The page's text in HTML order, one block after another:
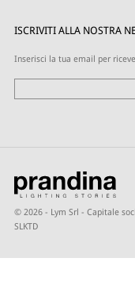
ISCRIVITI ALLA NOSTRA
Inserisci la tua email per
© 2026 - Lym Srl - Capitale
SLKTD